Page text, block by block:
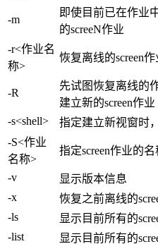
-m
即使目前已在作业
的screeN作业
-r<作业名
称>
恢复离线的screen作
-R
先试图恢复离线的
建立新的screen作业
-s<shell>
指定建立新视窗时
-S<作业
名称>
指定screen作业的名
-v
显示版本信息
-x
恢复之前离线的
-ls
显示目前所有的
-list
显示目前所有的